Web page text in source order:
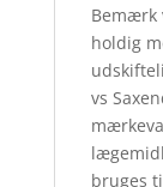
Bemærk
holdig
vs
bruges